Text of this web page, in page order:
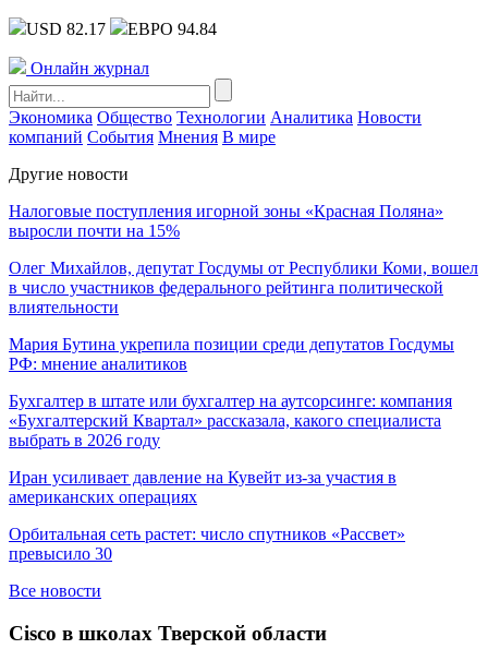
USD 82.17 ЕВРО 94.84
Онлайн журнал
Экономика Общество Технологии Аналитика Новости
компаний События Мнения В мире
Другие новости
Налоговые поступления игорной зоны «Красная Поляна»
выросли почти на 15%
Олег Михайлов, депутат Госдумы от Республики Коми, вошел
в число участников федерального рейтинга политической
влиятельности
Мария Бутина укрепила позиции среди депутатов Госдумы
РФ: мнение аналитиков
Бухгалтер в штате или бухгалтер на аутсорсинге: компания
«Бухгалтерский Квартал» рассказала, какого специалиста
выбрать в 2026 году
Иран усиливает давление на Кувейт из-за участия в
американских операциях
Орбитальная сеть растет: число спутников «Рассвет»
превысило 30
Все новости
Cisco в школах Тверской области